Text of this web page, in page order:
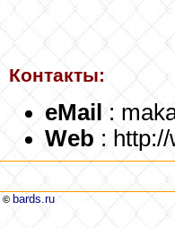
Контакты:
eMail:
Web :
© bards.ru